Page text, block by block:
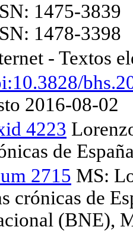
1475-3839
1478-3398
- Textos
2016-08-02
4223
de
2715 MS:
crónicas de
(BNE),